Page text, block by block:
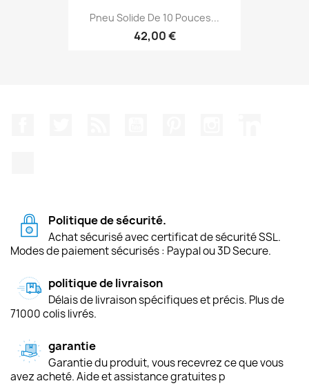
Pneu Solide De 10 Pouces...
42,00 €
Politique de sécurité.
Achat sécurisé avec certificat de sécurité SSL.
Modes de paiement sécurisés : Paypal ou 3D Secure.
politique de livraison
Délais de livraison spécifiques et précis. Plus de
71000 colis livrés.
garantie
Garantie du produit, vous recevrez ce que vous
avez acheté. Aide et assistance gratuites p